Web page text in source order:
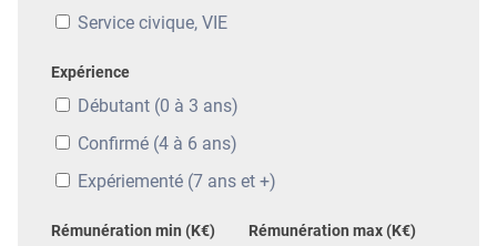
Service civique, VIE
Expérience
Débutant (0 à 3 ans)
Confirmé (4 à 6 ans)
Expériementé (7 ans et +)
Rémunération min (K€) Rémunération max (K€)